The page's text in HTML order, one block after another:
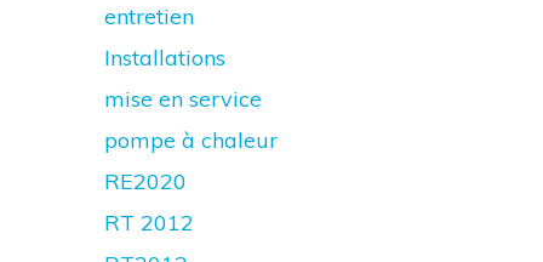
entretien
Installations
mise en service
pompe à chaleur
RE2020
RT 2012